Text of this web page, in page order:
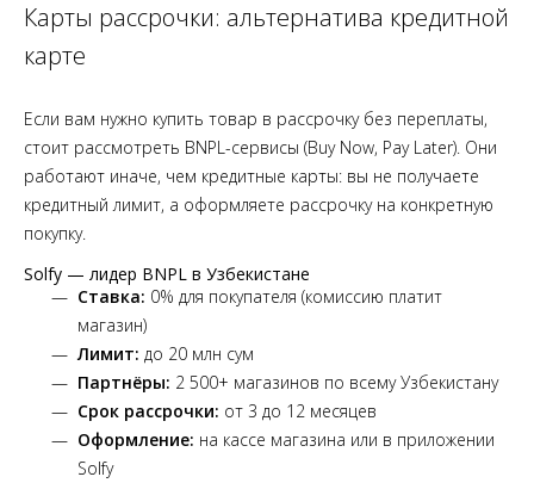
Карты рассрочки: альтернатива кредитной
карте
Если вам нужно купить товар в рассрочку без переплаты,
стоит рассмотреть BNPL-сервисы (Buy Now, Pay Later). Они
работают иначе, чем кредитные карты: вы не получаете
кредитный лимит, а оформляете рассрочку на конкретную
покупку.
Solfy — лидер BNPL в Узбекистане
Ставка: 0% для покупателя (комиссию платит
магазин)
Лимит: до 20 млн сум
Партнёры: 2 500+ магазинов по всему Узбекистану
Срок рассрочки: от 3 до 12 месяцев
Оформление: на кассе магазина или в приложении
Solfy